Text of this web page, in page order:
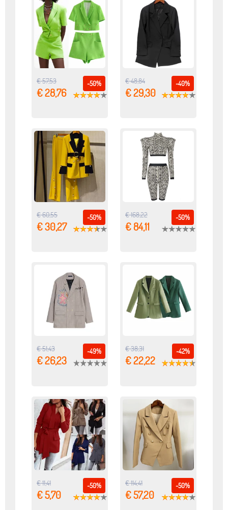
-50%
€ 57,53
€ 28,76
-40%
€ 48,84
€ 29,30
-50%
€ 60,55
€ 30,27
-50%
€ 168,22
€ 84,11
-49%
€ 51,43
€ 26,23
-42%
€ 38,31
€ 22,22
-50%
€ 11,41
€ 5,70
-50%
€ 114,41
€ 57,20